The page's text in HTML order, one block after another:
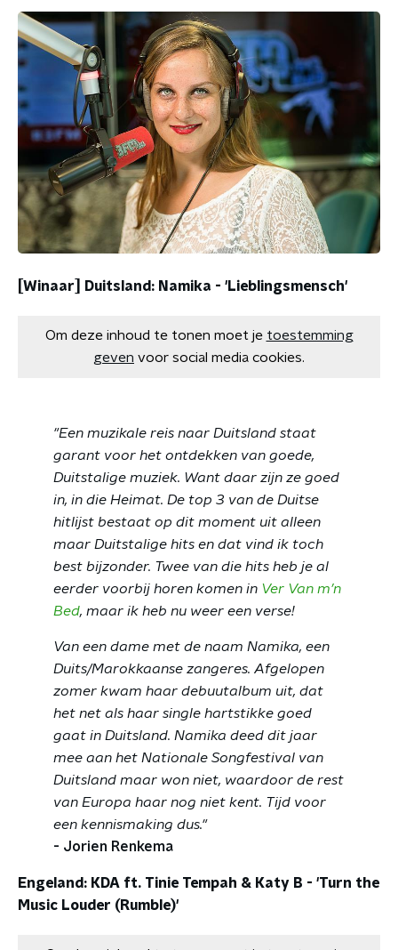
[Winaar] Duitsland: Namika - 'Lieblingsmensch'
Om deze inhoud te tonen moet je toestemming
geven voor social media cookies.
"Een muzikale reis naar Duitsland staat
garant voor het ontdekken van goede,
Duitstalige muziek. Want daar zijn ze goed
in, in die Heimat. De top 3 van de Duitse
hitlijst bestaat op dit moment uit alleen
maar Duitstalige hits en dat vind ik toch
best bijzonder. Twee van die hits heb je al
eerder voorbij horen komen in Ver Van m’n
Bed, maar ik heb nu weer een verse!
Van een dame met de naam Namika, een
Duits/Marokkaanse zangeres. Afgelopen
zomer kwam haar debuutalbum uit, dat
het net als haar single hartstikke goed
gaat in Duitsland. Namika deed dit jaar
mee aan het Nationale Songfestival van
Duitsland maar won niet, waardoor de rest
van Europa haar nog niet kent. Tijd voor
een kennismaking dus."
- Jorien Renkema
Engeland: KDA ft. Tinie Tempah & Katy B - 'Turn the
Music Louder (Rumble)'